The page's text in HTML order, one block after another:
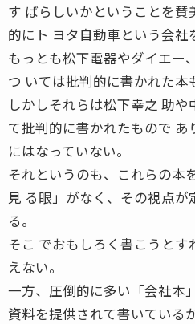
す ばらしいかということを
的にト ヨタ自動車という会社
もっとも松下電器やダイエー
つ いては批判的に書かれた本
しかしそれらは松下幸之 助
て批判的に書かれたもので
にはなっていない。
それというのも、これらの本
見 る眼」がなく、その視点が
る。
そこ でおもしろく書こうと
えない。
一方、圧倒的に多い「会社本
資料を提供されて書いている